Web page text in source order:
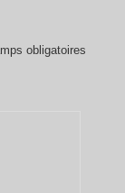
obligatoires